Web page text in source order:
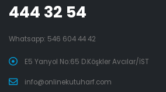
444 32 54
Whatsapp: 546 604 44 42
E5 Yanyol No:65 D.Köşkler Avcılar/İST
info@onlinekutuharf.com